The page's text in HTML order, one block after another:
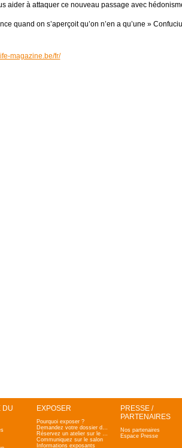
aider à attaquer ce nouveau passage avec
quand on s’aperçoit qu’on n’en a qu’une »
magazine.be/fr/
DU
EXPOSER
Pourquoi exposer ?
Demandez votre dossier d'admission
Réservez un atelier sur le salon
Communiquez sur le salon
Informations exposants
PRESSE /
PARTENAIRES
Nos partenaires
Espace Presse